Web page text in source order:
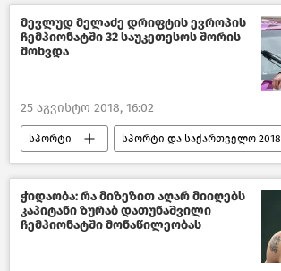
საქართველო
მევლუდ მელაძე დრიფტის ევროპის
ჩემპიონატში 32 საუკეთესოს შორის
მოხვდა
25 აგვისტო 2018, 16:02
სპორტი სპორტი და საქართველო 2018
ჭიდაობა: რა მიზეზით აღარ მიიღებს
კაპიტანი ზურაბ დათუნაშვილი
ჩემპიონატში მონაწილეობას